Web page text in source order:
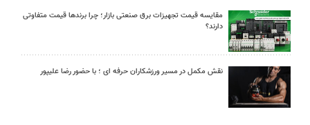
مقایسه قیمت تجهیزات برق صنعتی بازار؛ چرا برندها قیمت متفاوتی
دارند؟
نقش مکمل در مسیر ورزشکاران حرفه ای ؛ با حضور رضا علیپور